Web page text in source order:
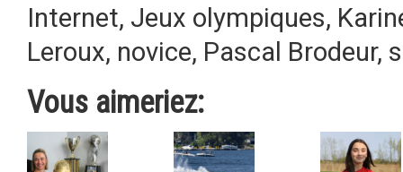
Internet, Jeux olympiques,
Leroux, novice, Pascal Brodeur,
Vous aimeriez: